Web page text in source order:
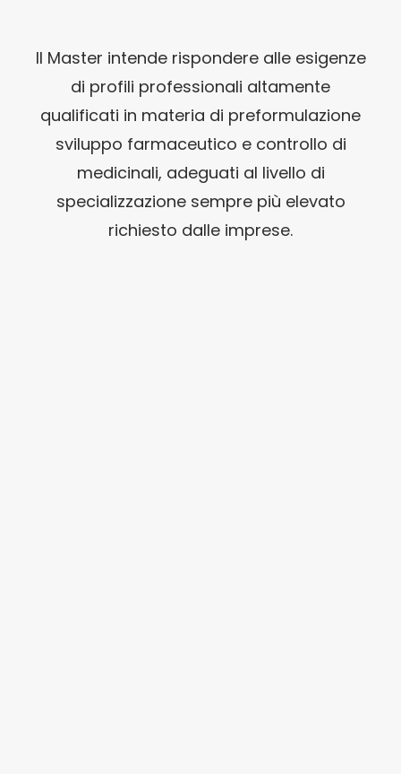
Il Master intende rispondere alle esigenze
di profili professionali altamente
qualificati in materia di preformulazione
sviluppo farmaceutico e controllo di
medicinali, adeguati al livello di
specializzazione sempre più elevato
richiesto dalle imprese.